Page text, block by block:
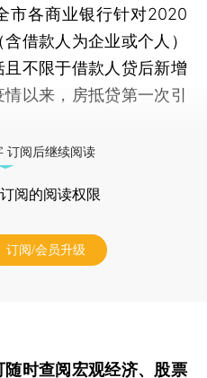
市各商业银行针对2020
借款人为企业或个人）
不限于借款人贷后新增
以来，房抵贷第一次引
订阅后继续阅读
阅的阅读权限
订阅/会员升级
随时查阅宏观经济、股票